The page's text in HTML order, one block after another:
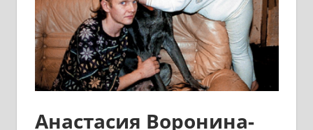
Анастасия Воронина-